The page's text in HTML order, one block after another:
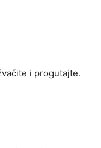
i progutajte.